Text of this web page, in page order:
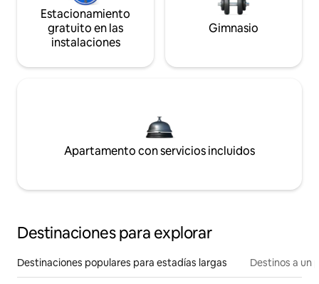
Estacionamiento
gratuito en las
instalaciones
Gimnasio
Apartamento con servicios incluidos
Destinaciones para explorar
Destinaciones populares para estadías largas Destinos a un